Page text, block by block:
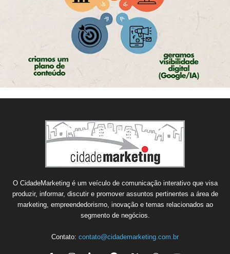
O CidadeMarketing é um veículo de comunicação interativo que visa
produzir, informar, discutir e promover assuntos pertinentes a área de
marketing, empreendedorismo, inovação e temas relacionados ao
segmento de negócios.
Contato: contato@cidademarketing.com.br